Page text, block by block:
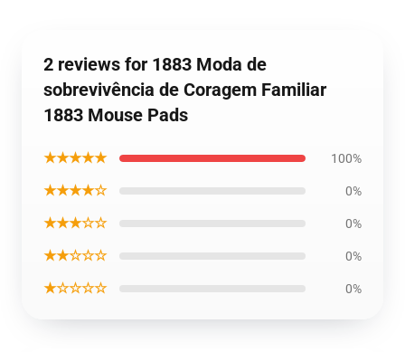
2 reviews for 1883 Moda de
sobrevivência de Coragem Familiar
1883 Mouse Pads
★★★★★ 100%
★★★★☆ 0%
★★★☆☆ 0%
★★☆☆☆ 0%
★☆☆☆☆ 0%